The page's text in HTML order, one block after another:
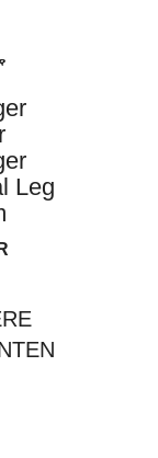
Leg